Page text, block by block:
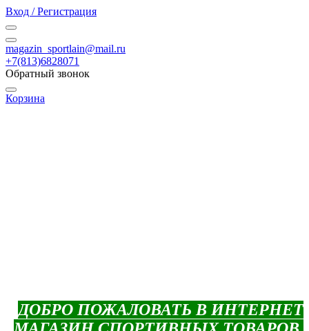
Вход / Регистрация
magazin_sportlain@mail.ru
+7(813)6828071
Обратный звонок
Корзина
ДОБРО ПОЖАЛОВАТЬ В ИНТЕРНЕТ